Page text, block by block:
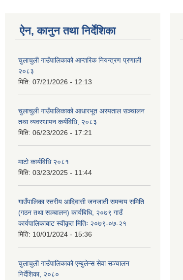
ऐन, कानुन तथा निर्देशिका
चुलाचुली गाउँपालिकाको आन्तरिक नियन्त्रण प्रणाली
२०८३
मिति: 07/21/2026 - 12:13
चुलाचुली गाउँपालिकाको आधारभूत अस्पताल सञ्चालन
तथा व्यवस्थापन कर्यविधि, २०८३
मिति: 06/23/2026 - 17:21
माटो कार्यविधि २०८१
मिति: 03/23/2025 - 11:44
गाउँपालिका स्तरीय आदिवासी जनजाती समन्वय समिति
(गठन तथा सञ्चालन) कार्यबिधि, २०७९ गाउँ
कार्यपालिकाबाट स्वीकृत मितिः २०७९-०७-२१
मिति: 10/01/2024 - 15:36
चुलाचुली गाउँपालिकाको एम्बुलेन्स सेवा सञ्चालन
निर्देशिका, २०८०